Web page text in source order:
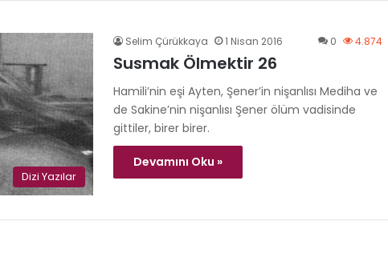
Dizi Yazılar
Selim Çürükkaya 1 Nisan 2016 0 4.874
Susmak Ölmektir 26
Hamili’nin eşi Ayten, Şener’in nişanlısı Mediha ve
de Sakine’nin nişanlısı Şener ölüm vadisinde
gittiler, birer birer.
Devamını Oku »